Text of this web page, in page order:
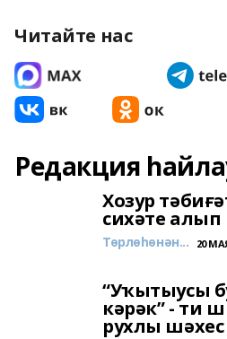
Читайте нас
Редакция
Хозур
сихәте алып
Төрлөһөнән... 20
“Уҡытыусы
кәрәк” - ти
рухлы шәхес